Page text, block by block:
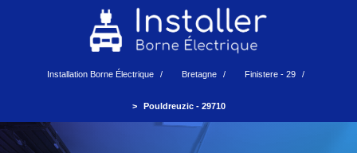
Installation Borne Électrique Bretagne Finistere - 29
Pouldreuzic - 29710